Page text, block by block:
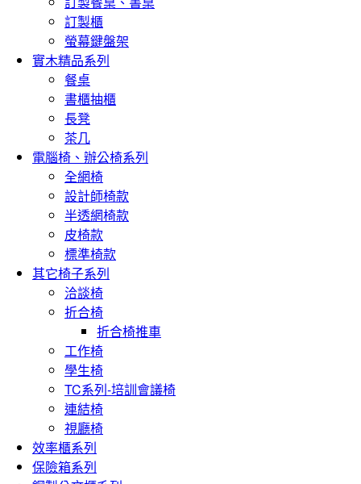
訂製櫃
螢幕鍵盤架
實木精品系列
餐桌
書櫃抽櫃
長凳
茶几
電腦椅、辦公椅系列
全網椅
設計師椅款
半透網椅款
皮椅款
標準椅款
其它椅子系列
洽談椅
折合椅
折合椅推車
工作椅
學生椅
TC系列-培訓會議椅
連結椅
視廳椅
效率櫃系列
保險箱系列